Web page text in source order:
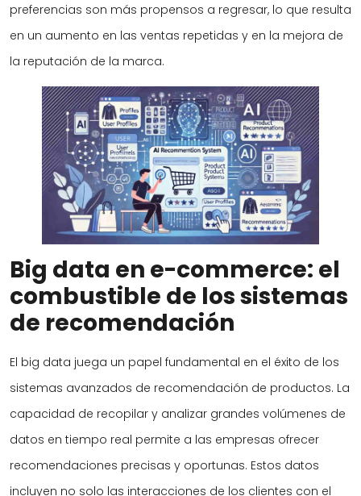
preferencias son más propensos a regresar, lo que resulta
en un aumento en las ventas repetidas y en la mejora de
la reputación de la marca.
Big data en e-commerce: el
combustible de los sistemas
de recomendación
El big data juega un papel fundamental en el éxito de los
sistemas avanzados de recomendación de productos. La
capacidad de recopilar y analizar grandes volúmenes de
datos en tiempo real permite a las empresas ofrecer
recomendaciones precisas y oportunas. Estos datos
incluyen no solo las interacciones de los clientes con el